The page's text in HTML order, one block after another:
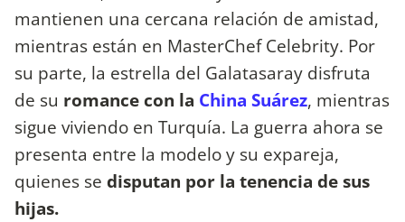
mantienen una cercana relación de amistad,
mientras están en MasterChef Celebrity. Por
su parte, la estrella del Galatasaray disfruta
de su romance con la China Suárez, mientras
sigue viviendo en Turquía. La guerra ahora se
presenta entre la modelo y su expareja,
quienes se disputan por la tenencia de sus
hijas.